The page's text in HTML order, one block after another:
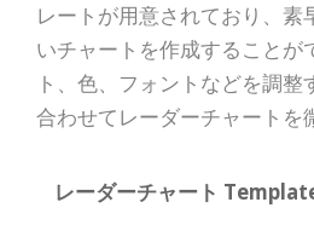
レートが用意されており、素
いチャートを作成することが
ト、色、フォントなどを調
合わせてレーダーチャートを
レーダーチャート